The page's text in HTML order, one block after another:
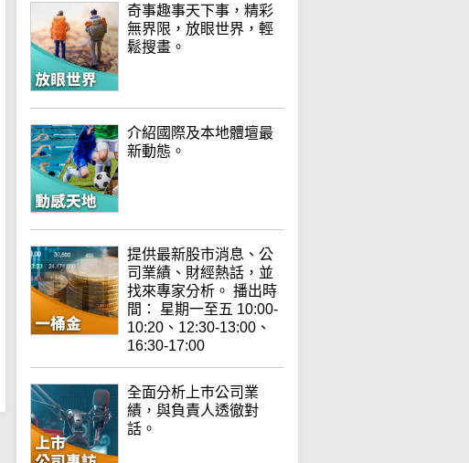
奇事趣事天下事，精彩
無界限，放眼世界，輕
鬆搜畫。
介紹國際及本地體壇最
新動態。
提供最新股市消息、公
司業績、財經熱話，並
找來專家分析。 播出時
間： 星期一至五 10:00-
10:20、12:30-13:00、
16:30-17:00
全面分析上巿公司業
績，與負責人透徹對
話。